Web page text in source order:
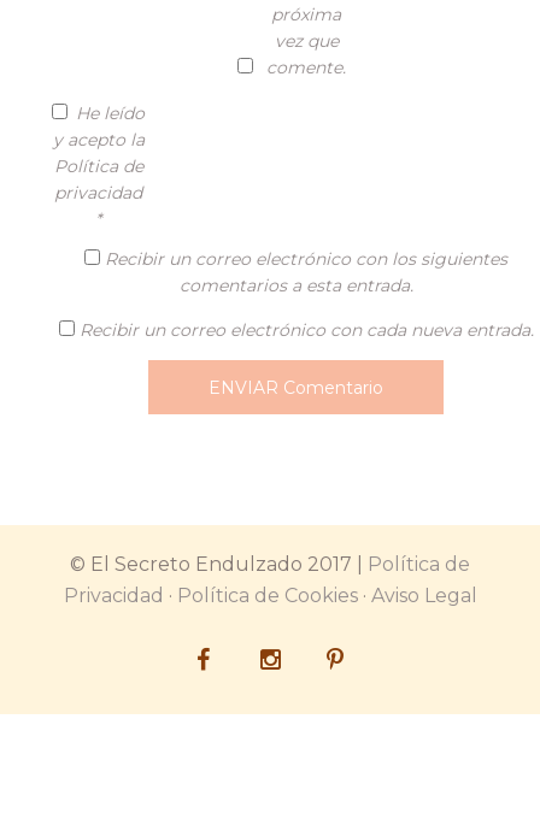
próxima
vez que
comente.
He leído
y acepto la
Política de
privacidad
*
Recibir un correo electrónico con los siguientes
comentarios a esta entrada.
Recibir un correo electrónico con cada nueva entrada.
© El Secreto Endulzado 2017 |
Política de
Privacidad · Política de Cookies· Aviso Legal